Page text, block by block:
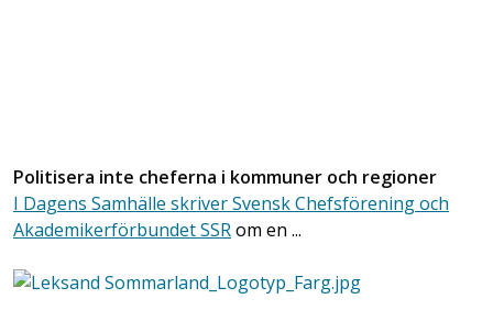
Politisera inte cheferna i kommuner och regioner
I Dagens Samhälle skriver Svensk Chefsförening och
Akademikerförbundet SSRom en ...